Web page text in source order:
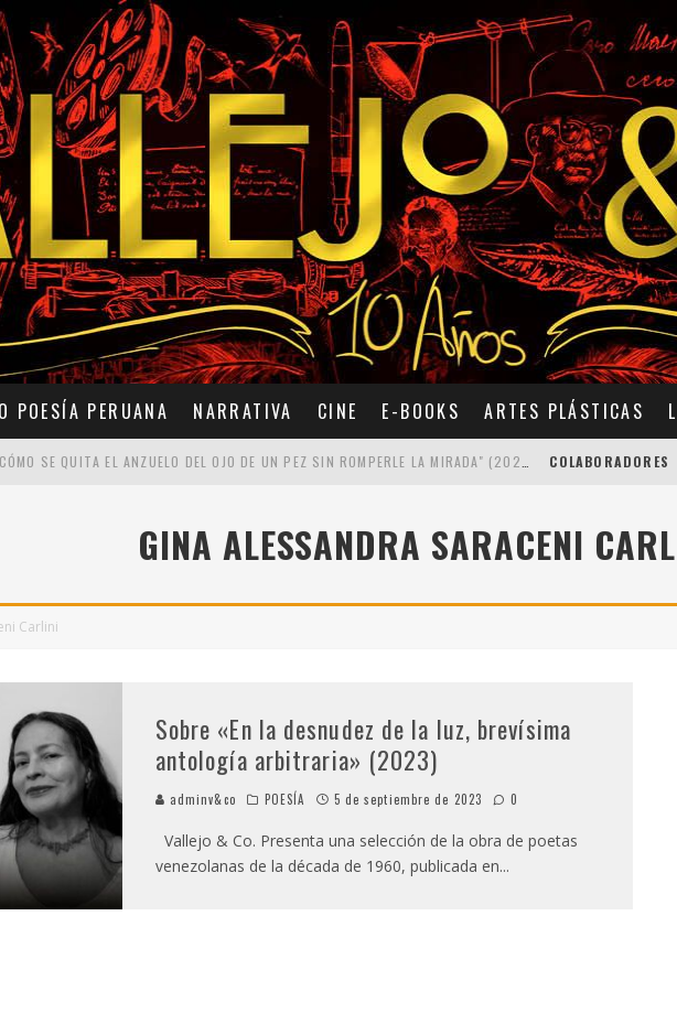
POESÍA PERUANA NARRATIVA CINE E-BOOKS ARTES PLÁSTICAS
MINÚSCULAS" (2025), DE ALONSO RABÍ
COLABORADORES
GINA ALESSANDRA SARACENI
Carlini
Sobre «En la desnudez de la luz, brevísima
antología arbitraria» (2023)
adminv&co POESÍA 5 de septiembre de 2023 0
Vallejo & Co. Presenta una selección de la obra de poetas
venezolanas de la década de 1960, publicada en...